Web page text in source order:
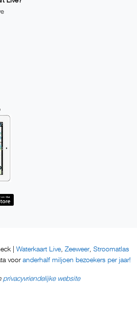
| Waterkaart Live, Zeeweer, Stroomatlas
vooranderhalf miljoen bezoekers per jaar!
privacyvriendelijke website